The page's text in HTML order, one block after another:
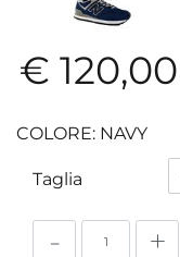
€ 120,00
COLORE: NAVY
Taglia